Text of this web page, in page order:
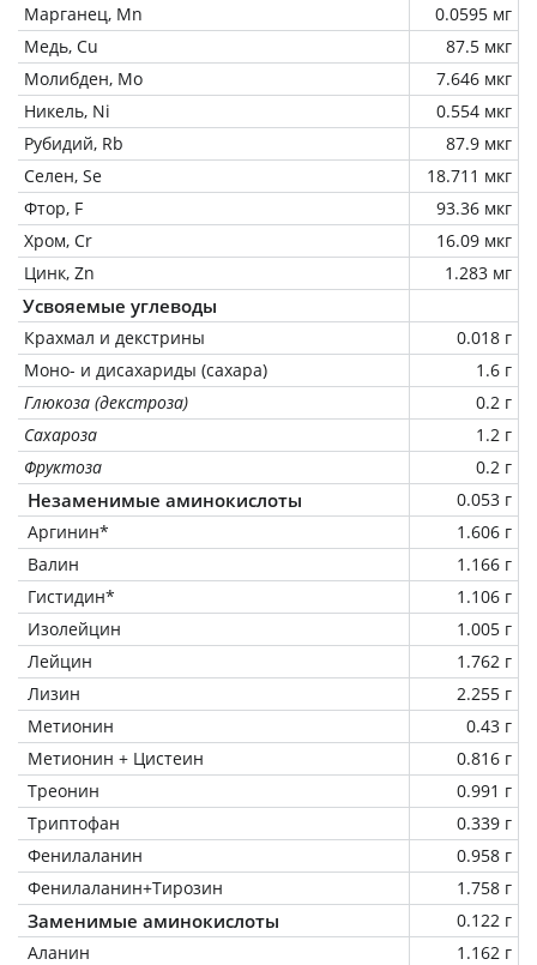
Марганец, Mn
0.0595 мг
Медь, Cu
87.5 мкг
Молибден, Mo
7.646 мкг
Никель, Ni
0.554 мкг
Рубидий, Rb
87.9 мкг
Селен, Se
18.711 мкг
Фтор, F
93.36 мкг
Хром, Cr
16.09 мкг
Цинк, Zn
1.283 мг
Усвояемые углеводы
Крахмал и декстрины
0.018 г
Моно- и дисахариды (сахара)
1.6 г
Глюкоза (декстроза)
0.2 г
Сахароза
1.2 г
Фруктоза
0.2 г
Незаменимые аминокислоты
0.053 г
Аргинин*
1.606 г
Валин
1.166 г
Гистидин*
1.106 г
Изолейцин
1.005 г
Лейцин
1.762 г
Лизин
2.255 г
Метионин
0.43 г
Метионин + Цистеин
0.816 г
Треонин
0.991 г
Триптофан
0.339 г
Фенилаланин
0.958 г
Фенилаланин+Тирозин
1.758 г
Заменимые аминокислоты
0.122 г
Аланин
1.162 г